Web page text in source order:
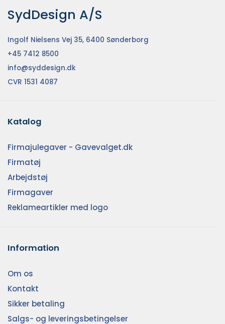
SydDesign A/S
Ingolf Nielsens Vej 35, 6400 Sønderborg
+45 7412 8500
info@syddesign.dk
CVR 1531 4087
Katalog
Firmajulegaver - Gavevalget.dk
Firmatøj
Arbejdstøj
Firmagaver
Reklameartikler med logo
Information
Om os
Kontakt
Sikker betaling
Salgs- og leveringsbetingelser